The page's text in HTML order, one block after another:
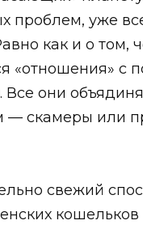
проблем, уже
как и о том,
«отношения» с
они
— скамеры или
свежий
кошельков